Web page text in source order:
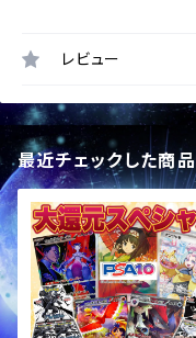
レビュー
最近チェックした商品